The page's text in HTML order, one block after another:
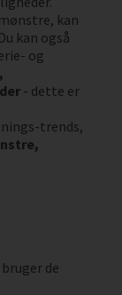
kan
kan også
og
- dette er
trends,
de